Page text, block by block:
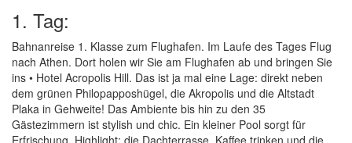
1. Tag:
Bahnanreise 1. Klasse zum Flughafen. Im Laufe des Tages Flug
nach Athen. Dort holen wir Sie am Flughafen ab und bringen Sie
ins • Hotel Acropolis Hill. Das ist ja mal eine Lage: direkt neben
dem grünen Philopapposhügel, die Akropolis und die Altstadt
Plaka in Gehweite! Das Ambiente bis hin zu den 35
Gästezimmern ist stylish und chic. Ein kleiner Pool sorgt für